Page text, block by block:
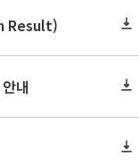
Result)
내